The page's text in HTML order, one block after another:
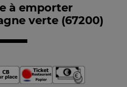
à emporter
verte (67200)